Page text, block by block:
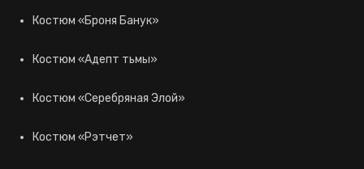
Костюм «Броня Банук»
Костюм «Адепт тьмы»
Костюм «Серебряная Элой»
Костюм «Рэтчет»